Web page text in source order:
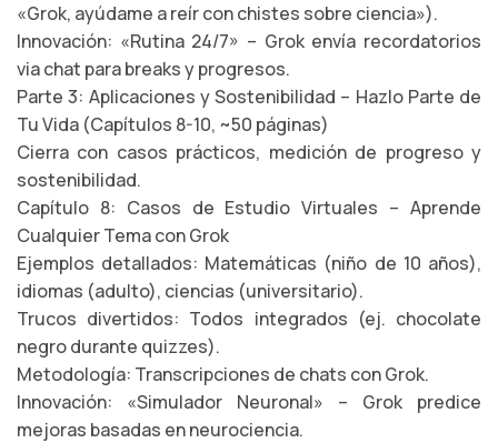
«Grok, ayúdame a reír con chistes sobre ciencia»).
Innovación: «Rutina 24/7» – Grok envía recordatorios
via chat para breaks y progresos.
Parte 3: Aplicaciones y Sostenibilidad – Hazlo Parte de
Tu Vida (Capítulos 8-10, ~50 páginas)
Cierra con casos prácticos, medición de progreso y
sostenibilidad.
Capítulo 8: Casos de Estudio Virtuales – Aprende
Cualquier Tema con Grok
Ejemplos detallados: Matemáticas (niño de 10 años),
idiomas (adulto), ciencias (universitario).
Trucos divertidos: Todos integrados (ej. chocolate
negro durante quizzes).
Metodología: Transcripciones de chats con Grok.
Innovación: «Simulador Neuronal» – Grok predice
mejoras basadas en neurociencia.